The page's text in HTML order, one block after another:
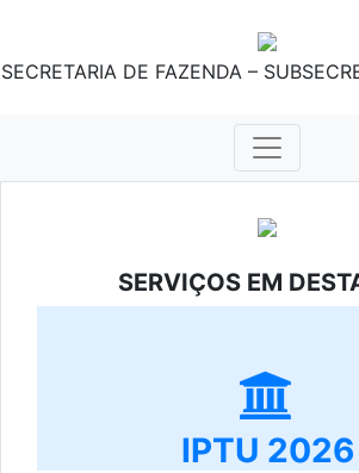
SECRETARIA DE FAZENDA –
SERVIÇOS EM
IPTU 2026